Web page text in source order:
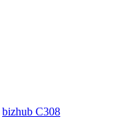
bizhub C308